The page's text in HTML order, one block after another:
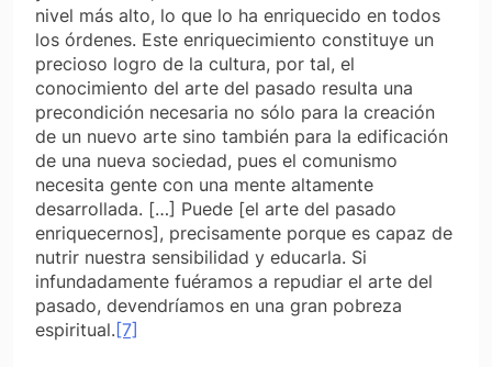
nivel más alto, lo que lo ha enriquecido en todos
los órdenes. Este enriquecimiento constituye un
precioso logro de la cultura, por tal, el
conocimiento del arte del pasado resulta una
precondición necesaria no sólo para la creación
de un nuevo arte sino también para la edificación
de una nueva sociedad, pues el comunismo
necesita gente con una mente altamente
desarrollada. […] Puede [el arte del pasado
enriquecernos], precisamente porque es capaz de
nutrir nuestra sensibilidad y educarla. Si
infundadamente fuéramos a repudiar el arte del
pasado, devendríamos en una gran pobreza
espiritual.[7]